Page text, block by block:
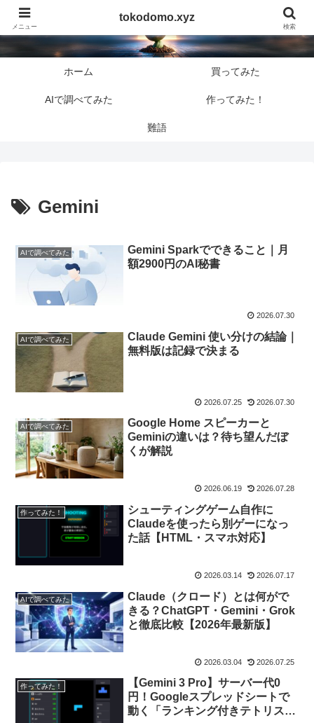
tokodomo.xyz
ホーム 買ってみた
AIで調べてみた 作ってみた！
難語
Gemini
AIで調べてみた
Gemini Sparkでできること｜月
額2900円のAI秘書
2026.07.30
AIで調べてみた
Claude Gemini 使い分けの結論｜
無料版は記録で決まる
2026.07.25 2026.07.30
AIで調べてみた
Google Home スピーカーと
Geminiの違いは？待ち望んだぼ
くが解説
2026.06.19 2026.07.28
作ってみた！
シューティングゲーム自作に
Claudeを使ったら別ゲーになっ
た話【HTML・スマホ対応】
2026.03.14 2026.07.17
AIで調べてみた
Claude（クロード）とは何がで
きる？ChatGPT・Gemini・Grok
と徹底比較【2026年最新版】
2026.03.04 2026.07.25
作ってみた！
【Gemini 3 Pro】サーバー代0
円！Googleスプレッドシートで
動く「ランキング付きテトリス」
メニュー
tokodomo.xyz
検索